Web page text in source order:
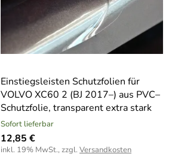
Einstiegsleisten Schutzfolien für
VOLVO XC60 2 (BJ 2017–) aus PVC–
Schutzfolie, transparent extra stark
Sofort lieferbar
12,85 €
inkl. 19% MwSt., zzgl. Versandkosten